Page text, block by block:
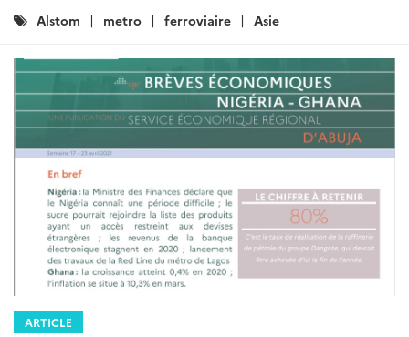
Catégories
Alstom metro ferroviaire Asie
ARTICLE